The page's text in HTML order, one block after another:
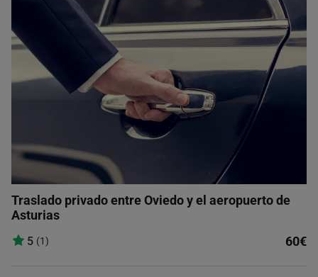
Traslado privado entre Oviedo y el aeropuerto de
Asturias
5 (1) 60€